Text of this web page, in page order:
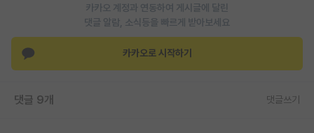
카카오 계정과 연동하여 게시글에 달린
댓글 알람, 소식등을 빠르게 받아보세요
카카오로 시작하기
댓글 9개 댓글쓰기